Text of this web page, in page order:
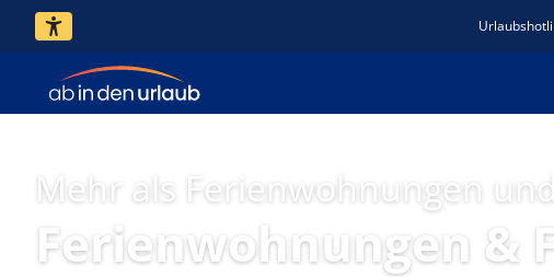
Mehr als Ferienwohnungen
Ferienwohnungen &